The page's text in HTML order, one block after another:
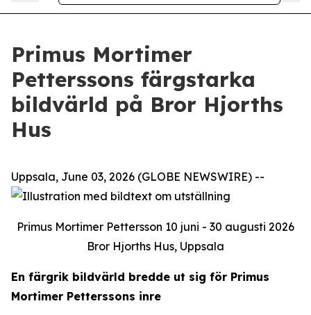
Primus Mortimer
Petterssons färgstarka
bildvärld på Bror Hjorths
Hus
Uppsala, June 03, 2026 (GLOBE NEWSWIRE) --
Primus Mortimer Pettersson 10 juni - 30 augusti 2026
Bror Hjorths Hus, Uppsala
En färgrik bildvärld bredde ut sig för Primus
Mortimer Petterssons inre